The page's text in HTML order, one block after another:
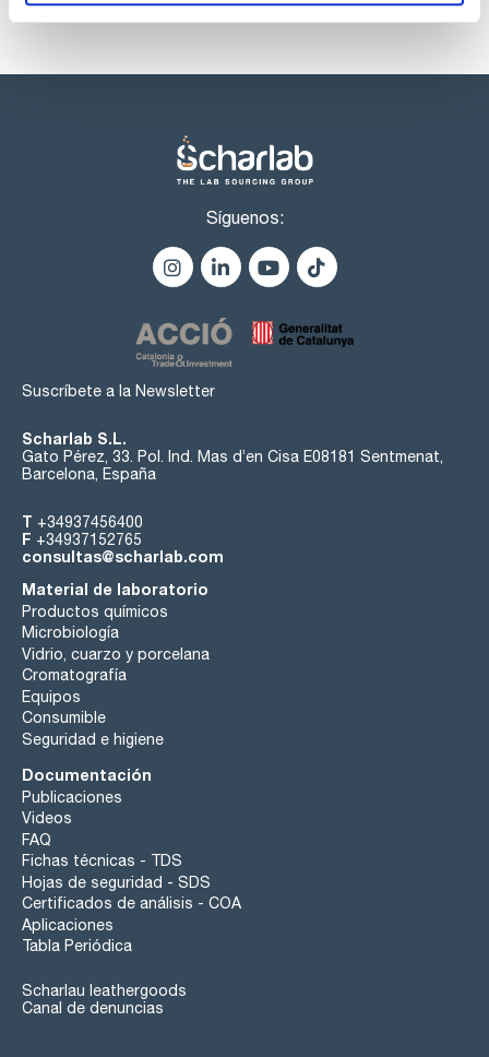
Síguenos:
Suscríbete a la Newsletter
Scharlab S.L.
Gato Pérez, 33. Pol. Ind. Mas d’en Cisa E08181 Sentmenat,
Barcelona, España
T +34937456400
F +34937152765
consultas@scharlab.com
Material de laboratorio
Productos químicos
Microbiología
Vidrio, cuarzo y porcelana
Cromatografía
Equipos
Consumible
Seguridad e higiene
Documentación
Publicaciones
Videos
FAQ
Fichas técnicas - TDS
Hojas de seguridad - SDS
Certificados de análisis - COA
Aplicaciones
Tabla Periódica
Scharlau leathergoods
Canal de denuncias